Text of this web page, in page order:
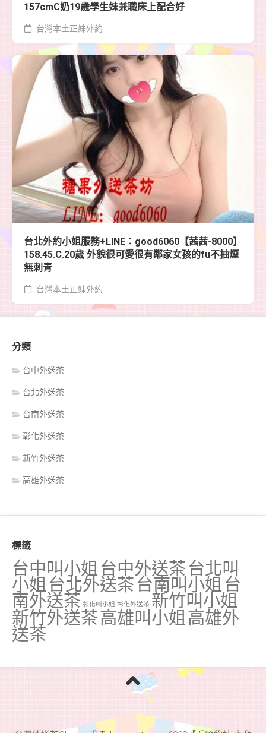
157cmC奶19歲學生妹兼職床上配合好
台灣本土正妹外約
台北外約小姐服務+LINE：good6060【茜茜-8000】
158.45.C.20歲 外貌很可愛很有鄰家女孩的fu不抽煙
無刺青
台灣本土正妹外約
分類
台中外送茶
台北外送茶
台南外送茶
彰化外送茶
新竹外送茶
高雄外送茶
標籤
台中叫小姐 台中外送茶 台北叫
小姐 台北外送茶 台南叫小姐 台
南外送茶 彰化叫小姐 彰化外送茶 新竹叫小姐
新竹外送茶高雄叫小姐 高雄外
送茶